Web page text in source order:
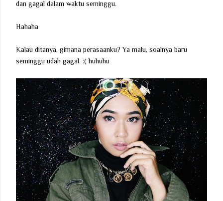
dan gagal dalam waktu seminggu.
Hahaha
Kalau ditanya, gimana perasaanku? Ya malu, soalnya baru
seminggu udah gagal. :( huhuhu